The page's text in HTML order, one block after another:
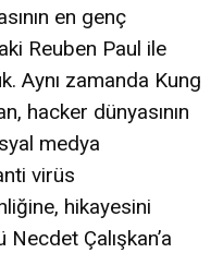
en genç
Reuben Paul ile
Aynı zamanda Kung
hacker dünyasının
medya
virüs
hikayesini
Çalışkan’a